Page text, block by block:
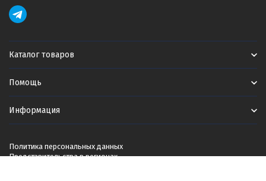
Каталог товаров
Помощь
Информация
Политика персональных данных
Представительства в регионах